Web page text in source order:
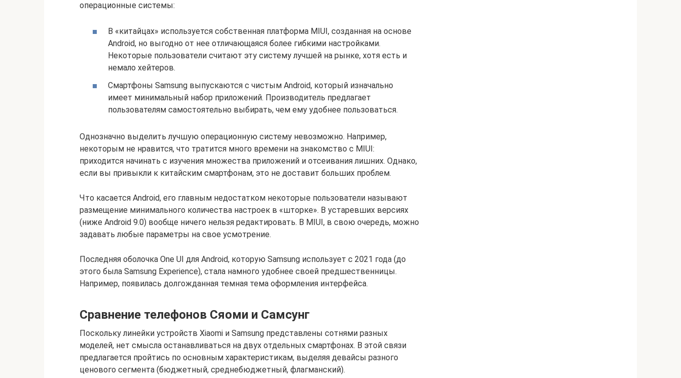
операционные системы:
В «китайцах» используется собственная платформа MIUI, созданная на основе
Android, но выгодно от нее отличающаяся более гибкими настройками.
Некоторые пользователи считают эту систему лучшей на рынке, хотя есть и
немало хейтеров.
Смартфоны Samsung выпускаются с чистым Android, который изначально
имеет минимальный набор приложений. Производитель предлагает
пользователям самостоятельно выбирать, чем ему удобнее пользоваться.
Однозначно выделить лучшую операционную систему невозможно. Например,
некоторым не нравится, что тратится много времени на знакомство с MIUI:
приходится начинать с изучения множества приложений и отсеивания лишних. Однако,
если вы привыкли к китайским смартфонам, это не доставит больших проблем.
Что касается Android, его главным недостатком некоторые пользователи называют
размещение минимального количества настроек в «шторке». В устаревших версиях
(ниже Android 9.0) вообще ничего нельзя редактировать. В MIUI, в свою очередь, можно
задавать любые параметры на свое усмотрение.
Последняя оболочка One UI для Android, которую Samsung использует с 2021 года (до
этого была Samsung Experience), стала намного удобнее своей предшественницы.
Например, появилась долгожданная темная тема оформления интерфейса.
Сравнение телефонов Сяоми и Самсунг
Поскольку линейки устройств Xiaomi и Samsung представлены сотнями разных
моделей, нет смысла останавливаться на двух отдельных смартфонах. В этой связи
предлагается пройтись по основным характеристикам, выделяя девайсы разного
ценового сегмента (бюджетный, среднебюджетный, флагманский).